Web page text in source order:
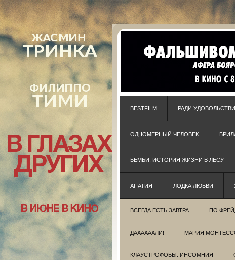
BESTFILM РАДИ
ОДНОМЕРНЫЙ ЧЕЛОВЕК
БЕМБИ. ИСТОРИЯ ЖИЗНИ В ЛЕСУ
АПАТИЯ ЛОДКА ЛЮБВИ
ВСЕГДА ЕСТЬ ЗАВТРА ПО
ДААААААЛИ! МАРИЯ
КЛАУСТРОФОБЫ: ИНСОМНИЯ